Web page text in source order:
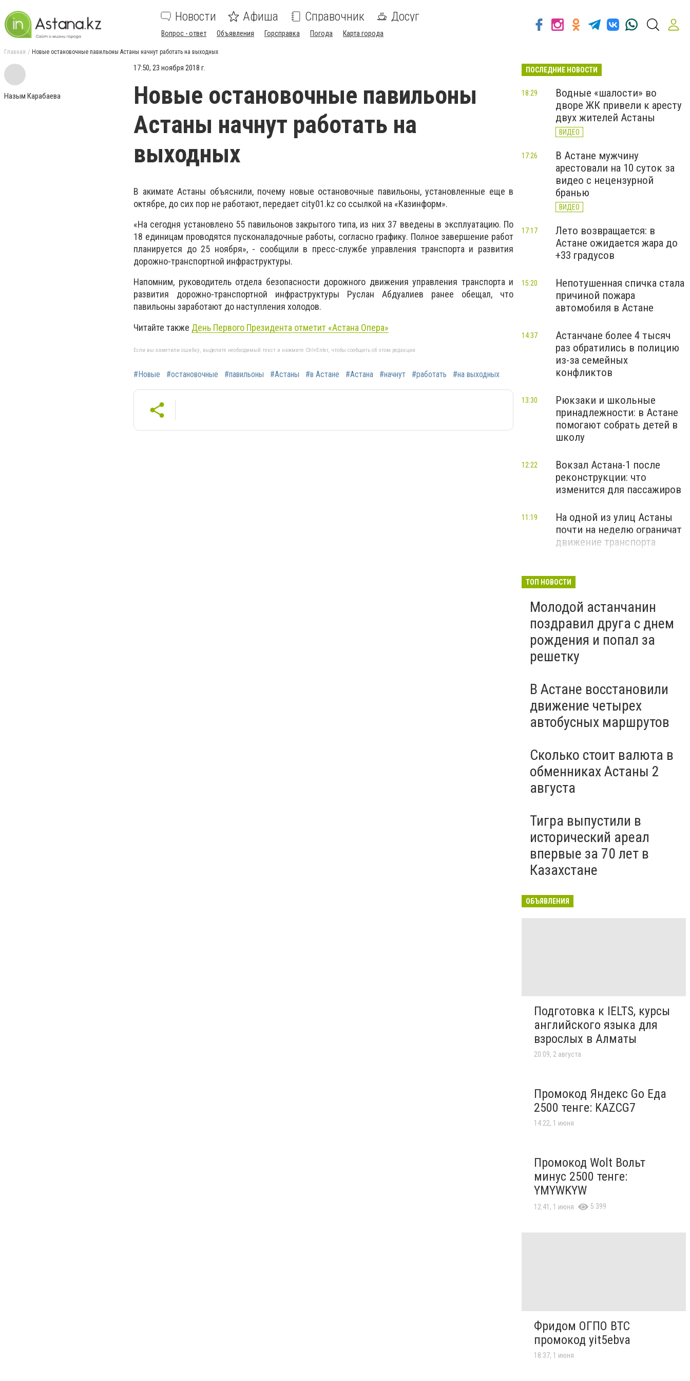
Новости Афиша Справочник Досуг
Вопрос - ответ Объявления Горсправка Погода Карта города
Главная Новые остановочные павильоны Астаны начнут работать на выходных
Назым Карабаева
17:50, 23 ноября 2018 г.
Новые остановочные павильоны
Астаны начнут работать на
выходных
В акимате Астаны объяснили, почему новые остановочные павильоны, установленные еще в
октябре, до сих пор не работают, передает city01.kz со ссылкой на «Казинформ».
«На сегодня установлено 55 павильонов закрытого типа, из них 37 введены в эксплуатацию. По
18 единицам проводятся пусконаладочные работы, согласно графику. Полное завершение работ
планируется до 25 ноября», - сообщили в пресс-службе управления транспорта и развития
дорожно-транспортной инфраструктуры.
Напомним, руководитель отдела безопасности дорожного движения управления транспорта и
развития дорожно-транспортной инфраструктуры Руслан Абдуалиев ранее обещал, что
павильоны заработают до наступления холодов.
Читайте также День Первого Президента отметит «Астана Опера»
Если вы заметили ошибку, выделите необходимый текст и нажмите Ctrl+Enter, чтобы сообщить об этом редакции
#Новые #остановочные #павильоны #Астаны #в Астане #Астана #начнут #работать #на выходных
ПОСЛЕДНИЕ НОВОСТИ
Водные «шалости» во
дворе ЖК привели к аресту
двух жителей Астаны
ВИДЕО
18:29
В Астане мужчину
арестовали на 10 суток за
видео с нецензурной
бранью
ВИДЕО
17:26
Лето возвращается: в
Астане ожидается жара до
+33 градусов
17:17
Непотушенная спичка стала
причиной пожара
автомобиля в Астане
15:20
Астанчане более 4 тысяч
раз обратились в полицию
из-за семейных
конфликтов
14:37
Рюкзаки и школьные
принадлежности: в Астане
помогают собрать детей в
школу
13:30
Вокзал Астана-1 после
реконструкции: что
изменится для пассажиров
12:22
На одной из улиц Астаны
почти на неделю ограничат
движение транспорта
11:19
ТОП НОВОСТИ
Молодой астанчанин
поздравил друга с днем
рождения и попал за
решетку
В Астане восстановили
движение четырех
автобусных маршрутов
Сколько стоит валюта в
обменниках Астаны 2
августа
Тигра выпустили в
исторический ареал
впервые за 70 лет в
Казахстане
ОБЪЯВЛЕНИЯ
Подготовка к IELTS, курсы
английского языка для
взрослых в Алматы
20:09, 2 августа
Промокод Яндекс Go Еда
2500 тенге: KAZCG7
14:22, 1 июня
Промокод Wolt Вольт
минус 2500 тенге:
YMYWKYW
12:41, 1 июня 5 399
Фридом ОГПО ВТС
промокод yit5ebva
18:37, 1 июня